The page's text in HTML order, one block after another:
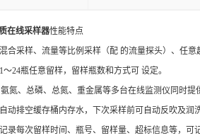
在线采样器性能特点
采样、流量等比例采样（配 的流量探头）、任意
瓶任意留样，留样瓶数和方式可 设定。
、总磷、总氮、重金属等多台在线监测仪同时提
排空缓存桶内存水，下次采样前可自动反吹及润
每次留样时间、瓶号、留样量、超标信息等，可记